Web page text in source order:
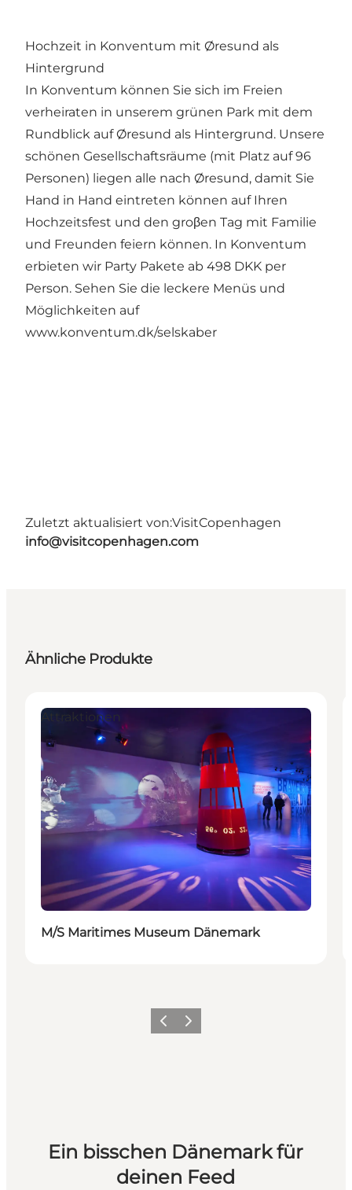
Hochzeit in Konventum mit Øresund als
Hintergrund
In Konventum können Sie sich im Freien
verheiraten in unserem grünen Park mit dem
Rundblick auf Øresund als Hintergrund. Unsere
schönen Gesellschaftsräume (mit Platz auf 96
Personen) liegen alle nach Øresund, damit Sie
Hand in Hand eintreten können auf Ihren
Hochzeitsfest und den groβen Tag mit Familie
und Freunden feiern können. In Konventum
erbieten wir Party Pakete ab 498 DKK per
Person. Sehen Sie die leckere Menüs und
Möglichkeiten auf
www.konventum.dk/selskaber
Zuletzt aktualisiert von:VisitCopenhagen
info@visitcopenhagen.com
Ähnliche Produkte
Attraktionen
M/S Maritimes Museum Dänemark
ZurückWeiter
Ein bisschen Dänemark für
deinen Feed